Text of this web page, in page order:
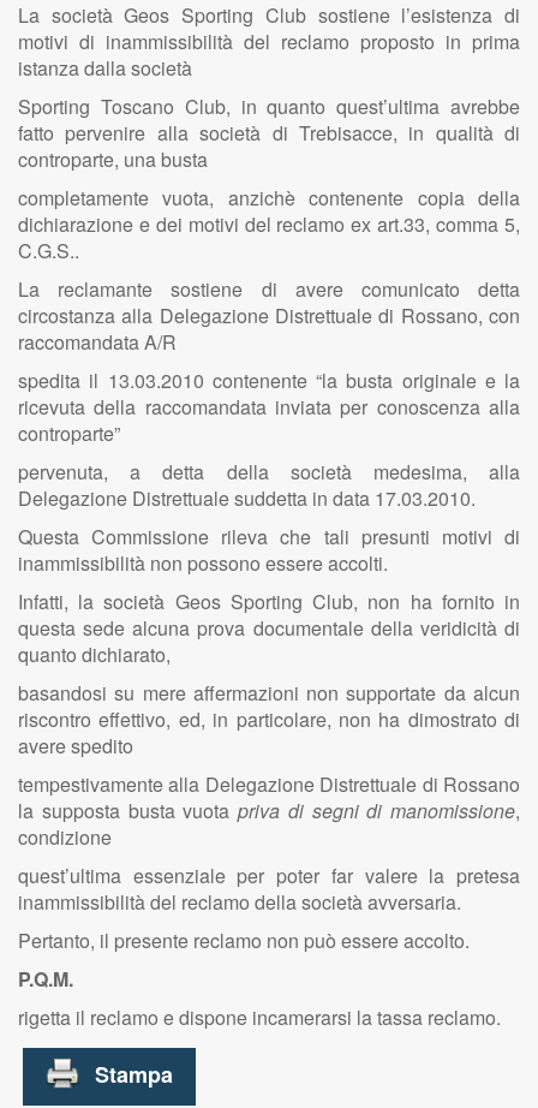
La società Geos Sporting Club sostiene l’esistenza di
motivi di inammissibilità del reclamo proposto in prima
istanza dalla società
Sporting Toscano Club, in quanto quest’ultima avrebbe
fatto pervenire alla società di Trebisacce, in qualità di
controparte, una busta
completamente vuota, anzichè contenente copia della
dichiarazione e dei motivi del reclamo ex art.33, comma 5,
C.G.S..
La reclamante sostiene di avere comunicato detta
circostanza alla Delegazione Distrettuale di Rossano, con
raccomandata A/R
spedita il 13.03.2010 contenente “la busta originale e la
ricevuta della raccomandata inviata per conoscenza alla
controparte”
pervenuta, a detta della società medesima, alla
Delegazione Distrettuale suddetta in data 17.03.2010.
Questa Commissione rileva che tali presunti motivi di
inammissibilità non possono essere accolti.
Infatti, la società Geos Sporting Club, non ha fornito in
questa sede alcuna prova documentale della veridicità di
quanto dichiarato,
basandosi su mere affermazioni non supportate da alcun
riscontro effettivo, ed, in particolare, non ha dimostrato di
avere spedito
tempestivamente alla Delegazione Distrettuale di Rossano
la supposta busta vuota priva di segni di manomissione,
condizione
quest’ultima essenziale per poter far valere la pretesa
inammissibilità del reclamo della società avversaria.
Pertanto, il presente reclamo non può essere accolto.
P.Q.M.
rigetta il reclamo e dispone incamerarsi la tassa reclamo.